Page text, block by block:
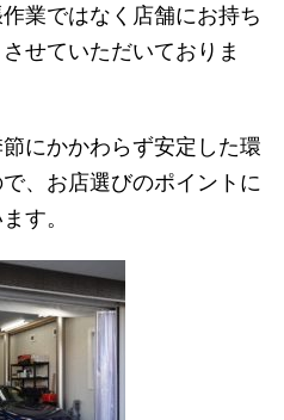
業ではなく店舗にお持ち
せていただいておりま
にかかわらず安定した環
、お店選びのポイントに
す。